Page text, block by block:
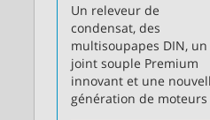
Un releveur de
condensat, des
multisoupapes DIN, un
joint souple Premium
innovant et une
génération de moteurs